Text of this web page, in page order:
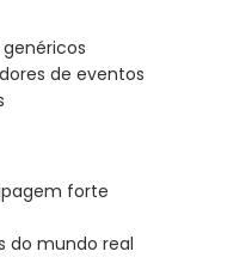
de eventos
forte
do mundo real